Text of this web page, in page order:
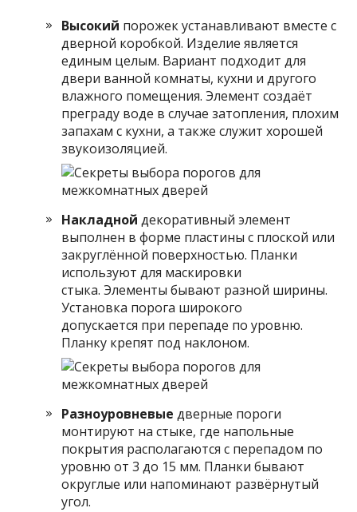
Высокий порожек устанавливают вместе с
дверной коробкой. Изделие является
единым целым. Вариант подходит для
двери ванной комнаты, кухни и другого
влажного помещения. Элемент создаёт
преграду воде в случае затопления, плохим
запахам с кухни, а также служит хорошей
звукоизоляцией.
Накладной декоративный элемент
выполнен в форме пластины с плоской или
закруглённой поверхностью. Планки
используют для маскировки
стыка. Элементы бывают разной ширины.
Установка порога широкого
допускается при перепаде по уровню.
Планку крепят под наклоном.
Разноуровневые дверные пороги
монтируют на стыке, где напольные
покрытия располагаются с перепадом по
уровню от 3 до 15 мм. Планки бывают
округлые или напоминают развёрнутый
угол.